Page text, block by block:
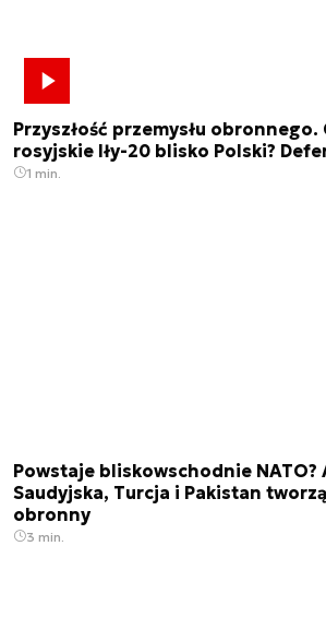
Przyszłość przemysłu obronnego.
rosyjskie Iły-20 blisko Polski?
1 min.
Powstaje bliskowschodnie NATO?
Saudyjska, Turcja i Pakistan
obronny
3 min.